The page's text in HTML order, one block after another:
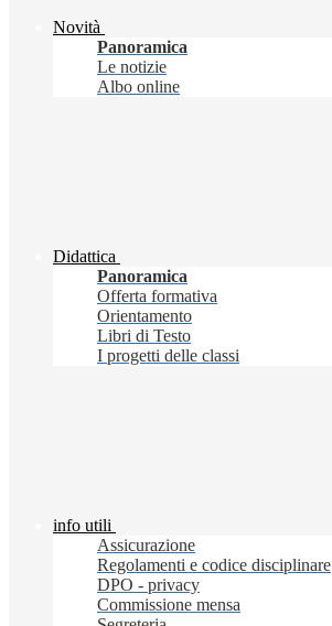
Novità
Panoramica
Le notizie
Albo online
Didattica
Panoramica
Offerta formativa
Orientamento
Libri di Testo
I progetti delle classi
info utili
Assicurazione
Regolamenti e codice disciplinare
DPO - privacy
Commissione mensa